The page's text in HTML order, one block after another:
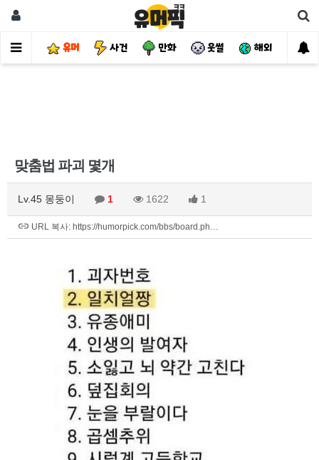
유머 사건 만화 웃썰 해외 핫
맞춤법 파괴 몇개
Lv.45 몽둥이 1 1622 1
URL 복사: https://humorpick.com/bbs/board.ph…